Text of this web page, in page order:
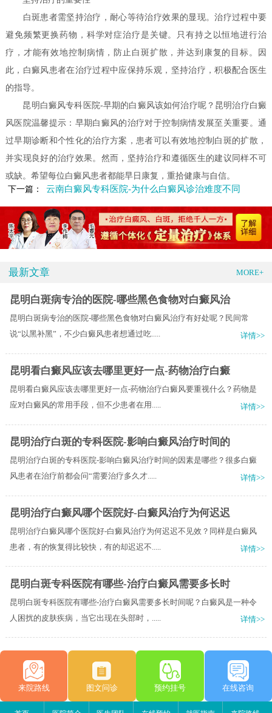
白斑患者需坚持治疗，耐心等待治疗效果的显现。治疗过程中要
避免频繁更换药物，科学对症治疗是关键。只有持之以恒地进行治
疗，才能有效地控制病情，防止白斑扩散，并达到康复的目标。因
此，白癜风患者在治疗过程中应保持乐观，坚持治疗，积极配合医生
的指导。
昆明白癜风专科医院-早期的白癜风该如何治疗呢？昆明治疗白癜
风医院温馨提示：早期白癜风的治疗对于控制病情发展至关重要。通
过早期诊断和个性化的治疗方案，患者可以有效地控制白斑的扩散，
并实现良好的治疗效果。然而，坚持治疗和遵循医生的建议同样不可
或缺。希望每位白癜风患者都能早日康复，重拾健康与自信。
下一篇：
云南白癜风专科医院-为什么白癜风诊治难度不同
最新文章 MORE+
昆明白斑病专治的医院-哪些黑色食物对白癜风治
昆明白斑病专治的医院-哪些黑色食物对白癜风治疗有好处呢？民间常
说“以黑补黑”，不少白癜风患者想通过吃.....
详情>>
昆明看白癜风应该去哪里更好一点-药物治疗白癜
昆明看白癜风应该去哪里更好一点-药物治疗白癜风要重视什么？药物是
应对白癜风的常用手段，但不少患者在用.....
详情>>
昆明治疗白斑的专科医院-影响白癜风治疗时间的
昆明治疗白斑的专科医院-影响白癜风治疗时间的因素是哪些？很多白癜
风患者在治疗前都会问“需要治疗多久才.....
详情>>
昆明治疗白癜风哪个医院好-白癜风治疗为何迟迟
昆明治疗白癜风哪个医院好-白癜风治疗为何迟迟不见效？同样是白癜风
患者，有的恢复得比较快，有的却迟迟不.....
详情>>
昆明白斑专科医院有哪些-治疗白癜风需要多长时
昆明白斑专科医院有哪些-治疗白癜风需要多长时间呢？白癜风是一种令
人困扰的皮肤疾病，当它出现在头部时，.....
详情>>
来院路线 图文问诊 预约挂号 在线咨询